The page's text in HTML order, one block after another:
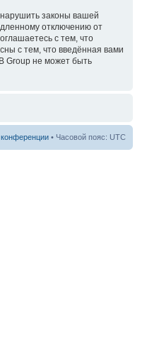
законы вашей
отключению от
с тем, что
с тем, что введённая вами
Group не может быть
• Часовой пояс: UTC